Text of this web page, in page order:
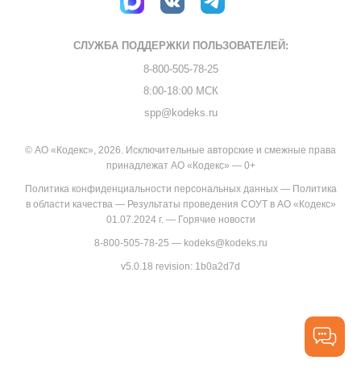
СЛУЖБА ПОДДЕРЖКИ ПОЛЬЗОВАТЕЛЕЙ:
8-800-505-78-25
8:00-18:00 МСК
spp@kodeks.ru
© АО «Кодекс», 2026. Исключительные авторские и смежные права
принадлежат АО «Кодекс» — 0+
Политика конфиденциальности персональных данных— Политика
в области качества— Результаты проведения СОУТ в АО «Кодекс»
01.07.2024 г.— Горячие новости
8-800-505-78-25 — kodeks@kodeks.ru
v5.0.18 revision: 1b0a2d7d